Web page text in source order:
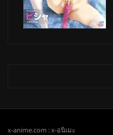
x-anime.com : x-อนิเมะ